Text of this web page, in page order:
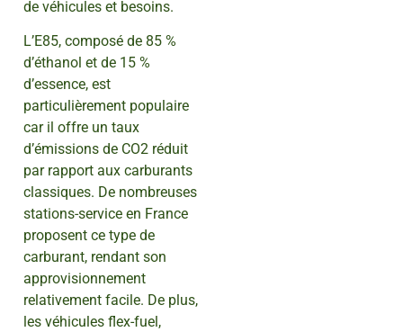
de véhicules et besoins.
L’E85, composé de 85 %
d’éthanol et de 15 %
d’essence, est
particulièrement populaire
car il offre un taux
d’émissions de CO2 réduit
par rapport aux carburants
classiques. De nombreuses
stations-service en France
proposent ce type de
carburant, rendant son
approvisionnement
relativement facile. De plus,
les véhicules flex-fuel,